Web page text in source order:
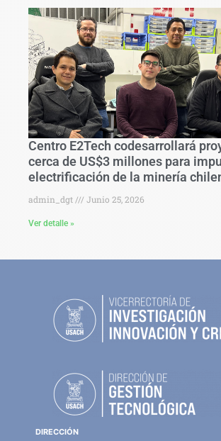
Centro E2Tech codesarrollará
cerca de US$3 millones para
electrificación de la minería
admin_dgt Junio 25, 2026
Ver detalle »
DIRECCIÓN